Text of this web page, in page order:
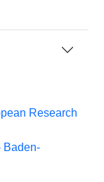
Research
Baden-